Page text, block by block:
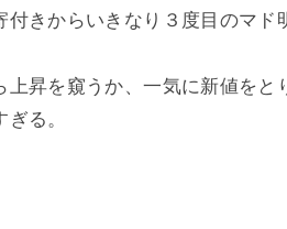
付きからいきなり３度目のマド
上昇を窺うか、一気に新値を
る。